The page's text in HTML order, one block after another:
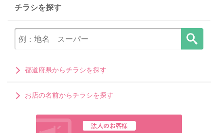
チラシを探す
都道府県からチラシを探す
お店の名前からチラシを探す